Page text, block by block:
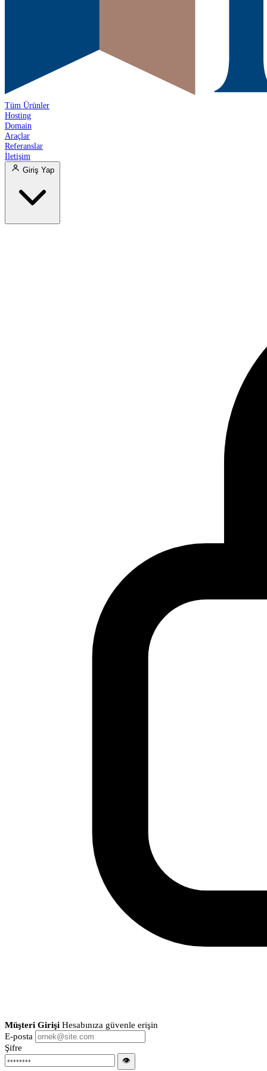
Tüm Ürünler
Hosting
Domain
Araçlar
Referanslar
İletişim
Giriş Yap
Müşteri Girişi Hesabınıza güvenle erişin
E-posta
Şifre
👁